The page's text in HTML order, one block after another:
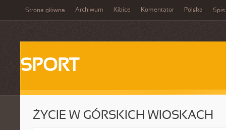
Strona główna Archiwum Kibice Komentator Polska Spis
SPORT
ŻYCIE W GÓRSKICH WIOSKACH